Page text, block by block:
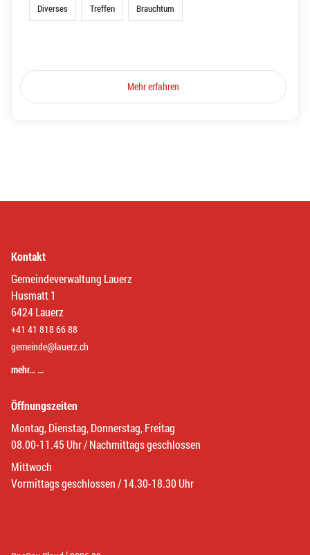
Diverses Treffen Brauchtum
Mehr erfahren
Kontakt
Gemeindeverwaltung Lauerz
Husmatt 1
6424 Lauerz
+41 41 818 66 88
gemeinde@lauerz.ch
mehr… …
Öffnungszeiten
Montag, Dienstag, Donnerstag, Freitag
08.00-11.45 Uhr / Nachmittags geschlossen
Mittwoch
Vormittags geschlossen / 14.30-18.30 Uhr